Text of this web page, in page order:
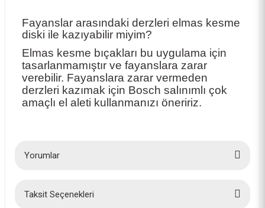
Fayanslar arasındaki derzleri elmas kesme
diski ile kazıyabilir miyim?
Elmas kesme bıçakları bu uygulama için
tasarlanmamıştır ve fayanslara zarar
verebilir. Fayanslara zarar vermeden
derzleri kazımak için Bosch salınımlı çok
amaçlı el aleti kullanmanızı öneririz.
Yorumlar
Taksit Seçenekleri